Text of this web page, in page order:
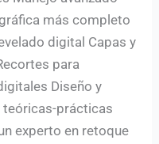
más completo
digital Capas y
para
Diseño y
prácticas
experto en retoque